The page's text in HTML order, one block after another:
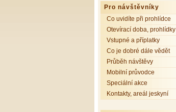
Pro návštěvníky
Co uvidíte při prohlídce
Otevírací doba, prohlídky
Vstupné a příplatky
Co je dobré dále vědět
Průběh návštěvy
Mobilní průvodce
Speciální akce
Kontakty, areál jeskyní